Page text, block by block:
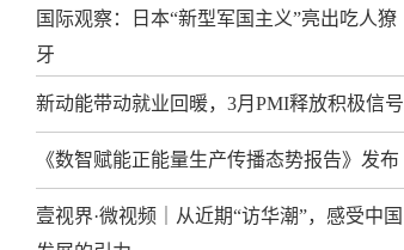
国际观察：日本“新型军国主义”亮出吃人獠
牙
新动能带动就业回暖，3月PMI释放积极信号
《数智赋能正能量生产传播态势报告》发布
壹视界·微视频｜从近期“访华潮”，感受中国